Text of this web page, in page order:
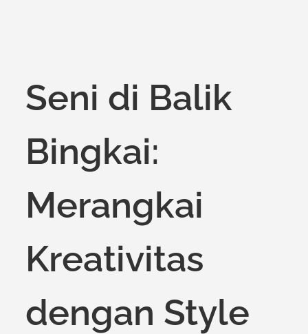
Seni di Balik
Bingkai:
Merangkai
Kreativitas
dengan Style